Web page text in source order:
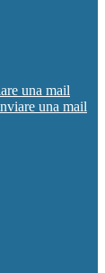
una mail
una mail